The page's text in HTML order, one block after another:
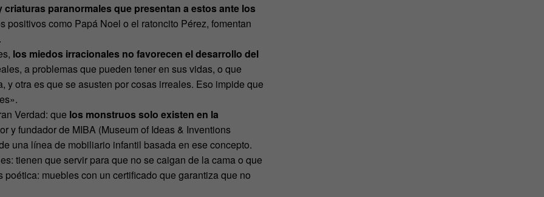
paranormales que presentan a estos ante los
positivos como Papá Noel o el ratoncito Pérez, fomentan
los miedos irracionales no favorecen el desarrollo del
a problemas que pueden tener en sus vidas, o que
otra es que se asusten por cosas irreales. Eso impide que
Verdad: que los monstruos solo existen en la
y fundador de MIBA (Museum of Ideas & Inventions
una línea de mobiliario infantil basada en ese concepto.
tienen que servir para que no se caigan de la cama o que
muebles con un certificado que garantiza que no